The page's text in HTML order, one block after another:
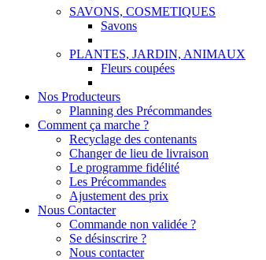
SAVONS, COSMETIQUES
Savons
PLANTES, JARDIN, ANIMAUX
Fleurs coupées
Nos Producteurs
Planning des Précommandes
Comment ça marche ?
Recyclage des contenants
Changer de lieu de livraison
Le programme fidélité
Les Précommandes
Ajustement des prix
Nous Contacter
Commande non validée ?
Se désinscrire ?
Nous contacter